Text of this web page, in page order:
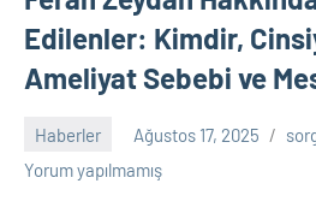
Edilenler: Kimdir,
Ameliyat Sebebi ve
Haberler Ağustos 17, 2025
Yorum yapılmamış